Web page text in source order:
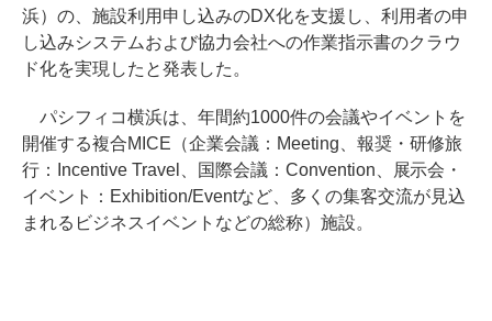
浜）の、施設利用申し込みのDX化を支援し、利用者の申
し込みシステムおよび協力会社への作業指示書のクラウ
ド化を実現したと発表した。
パシフィコ横浜は、年間約1000件の会議やイベントを
開催する複合MICE（企業会議：Meeting、報奨・研修旅
行：Incentive Travel、国際会議：Convention、展示会・
イベント：Exhibition/Eventなど、多くの集客交流が見込
まれるビジネスイベントなどの総称）施設。